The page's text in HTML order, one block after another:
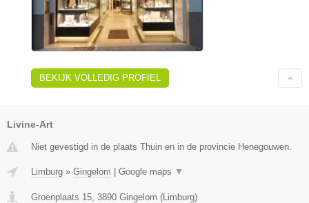
BEKIJK VOLLEDIG PROFIEL
Livine-Art
Niet gevestigd in de plaats Thuin en in de provincie Henegouwen.
Limburg » Gingelom | Google maps ▼
Groenplaats 15 3890 Gingelom (Limburg)